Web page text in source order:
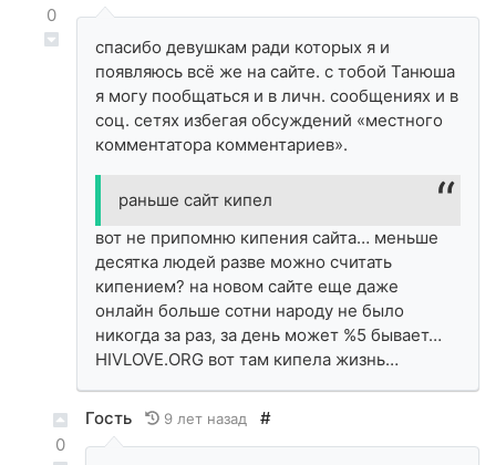
0
спасибо девушкам ради которых я и
появляюсь всё же на сайте. с тобой Танюша
я могу пообщаться и в личн. сообщениях и в
соц. сетях избегая обсуждений «местного
комментатора комментариев».
раньше сайт кипел
вот не припомню кипения сайта… меньше
десятка людей разве можно считать
кипением? на новом сайте еще даже
онлайн больше сотни народу не было
никогда за раз, за день может %5 бывает…
HIVLOVE.ORG вот там кипела жизнь…
0
Гость 9 лет назад #